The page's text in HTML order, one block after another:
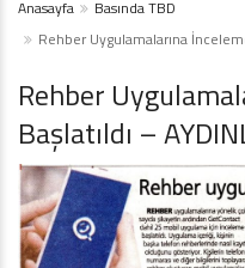
Anasayfa
Basında TBD
Rehber Uygulamalarına
Rehber
Başlatıldı –